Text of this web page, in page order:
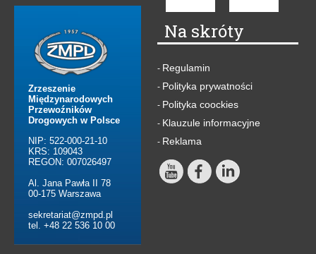
Zrzeszenie
Międzynarodowych
Przewoźników
Drogowych w Polsce
NIP: 522-000-21-10
KRS: 109043
REGON: 007026497
Al. Jana Pawła II 78
00-175 Warszawa
sekretariat@zmpd.pl
tel. +48 22 536 10 00
Na skróty
- Regulamin
- Polityka prywatności
- Polityka coockies
- Klauzule informacyjne
- Reklama